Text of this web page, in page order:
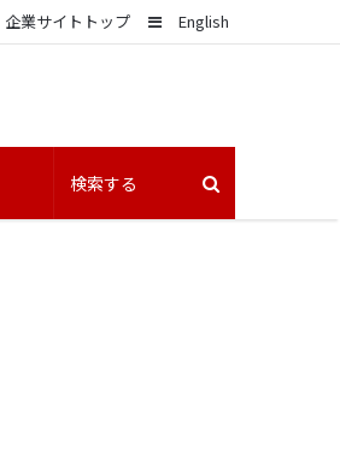
English
Sidebar
企業サイトトップ